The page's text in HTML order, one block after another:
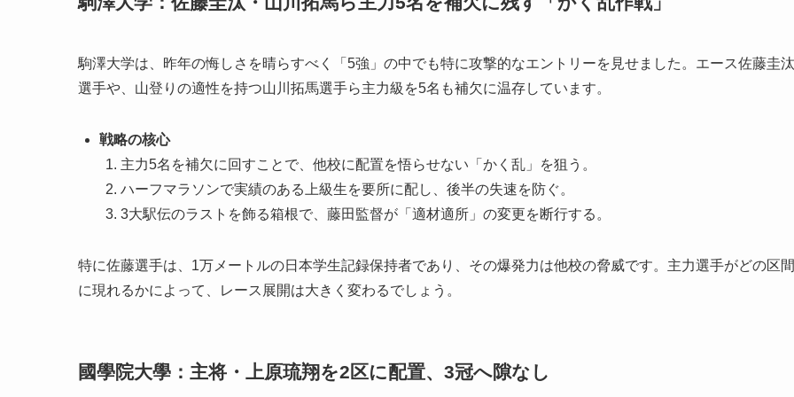
駒澤大学は、昨年の悔しさを晴らすべく「5強」の中でも特に攻撃的なエントリーを見せました。エース佐藤圭汰
選手や、山登りの適性を持つ山川拓馬選手ら主力級を5名も補欠に温存しています。
戦略の核心
主力5名を補欠に回すことで、他校に配置を悟らせない「かく乱」を狙う。
ハーフマラソンで実績のある上級生を要所に配し、後半の失速を防ぐ。
3大駅伝のラストを飾る箱根で、藤田監督が「適材適所」の変更を断行する。
特に佐藤選手は、1万メートルの日本学生記録保持者であり、その爆発力は他校の脅威です。主力選手がどの区間
に現れるかによって、レース展開は大きく変わるでしょう。
國學院大學：主将・上原琉翔を2区に配置、3冠へ隙なし